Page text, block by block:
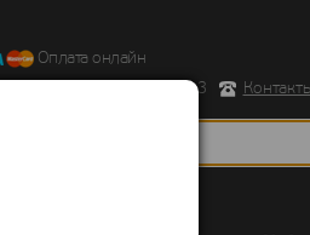
Оплата онлайн
д.43 корпус 3